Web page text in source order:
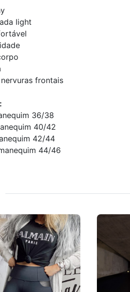
light
frontais
36/38
40/42
42/44
44/46